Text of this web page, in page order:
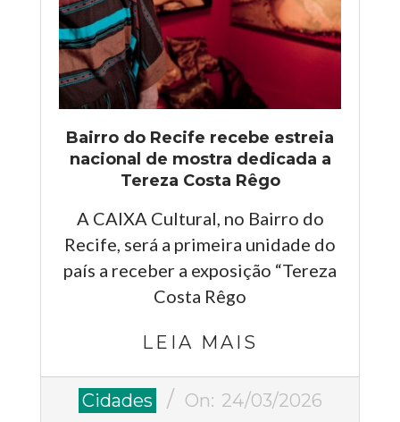
Bairro do Recife recebe estreia
nacional de mostra dedicada a
Tereza Costa Rêgo
A CAIXA Cultural, no Bairro do
Recife, será a primeira unidade do
país a receber a exposição “Tereza
Costa Rêgo
LEIA MAIS
2026-
Cidades On: 24/03/2026